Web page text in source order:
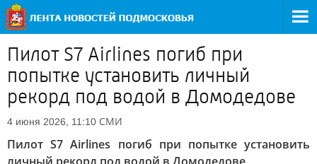
Пилот S7 Airlines погиб при
попытке установить личный
рекорд под водой в Домодедове
4 июня 2026, 11:10 СМИ
Пилот S7 Airlines погиб при попытке установить